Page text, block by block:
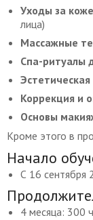
Уходы за
лица)
Массажные
Спа-ритуалы
Коррекция и
Основы
Кроме этого в
Начало
С 16 сентября
4 месяца: 300